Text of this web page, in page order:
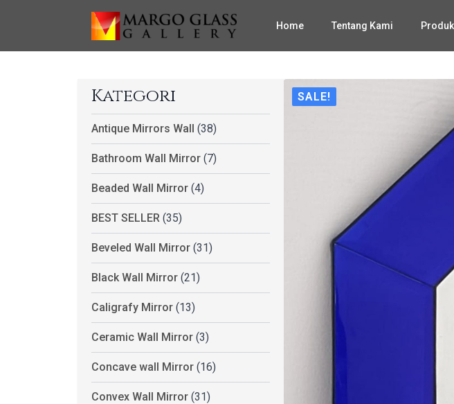
Home Tentang Kami Produk
Kategori
Antique Mirrors Wall (38)
Bathroom Wall Mirror (7)
Beaded Wall Mirror (4)
BEST SELLER (35)
Beveled Wall Mirror (31)
Black Wall Mirror (21)
Caligrafy Mirror (13)
Ceramic Wall Mirror (3)
Concave wall Mirror (16)
Convex Wall Mirror (31)
SALE!